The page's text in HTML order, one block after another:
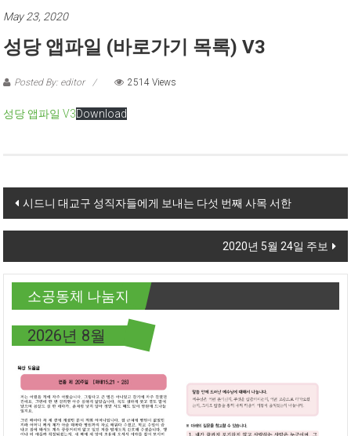
May 23, 2020
성당 앱파일 (바로가기 목록) V3
Posted By: editor 2514 Views
성당 앱파일 V3Download
Post navigation
시드니 대교구 성직자들에게 보내는 다섯 번째 사목 서한
2020년 5월 24일 주보
소공동체 나눔지
2026년 8월